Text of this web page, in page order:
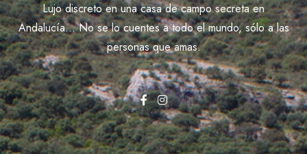
Lujo discreto en una casa de campo secreta en
Andalucía... No se lo cuentes a todo el mundo, sólo a las
personas que amas.